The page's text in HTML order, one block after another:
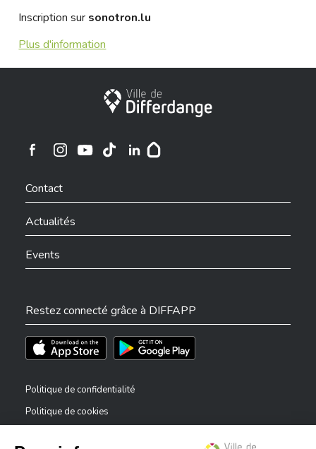
Inscription sur sonotron.lu
Plus d'information
Ville de Differdange
Ville de Differdange sur Instagram
Contact
Actualités
Events
Restez connecté grâce à DIFFAPP
Téléchargez l'app sur l'App StoreTéléchargez l'app sur Play Store
Politique de confidentialité
Politique de cookies